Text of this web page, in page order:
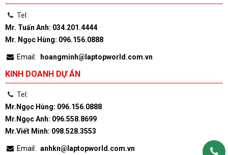
Tel:
Mr. Tuấn Anh: 034.201.4444
Mr. Ngọc Hùng: 096.156.0888
Email: hoangminh@laptopworld.com.vn
KINH DOANH DỰ ÁN
Tel:
Mr.Ngọc Hùng: 096.156.0888
Mr.Ngọc Anh: 096.558.8699
Mr.Viết Minh: 098.528.3553
Email: anhkn@laptopworld.com.vn